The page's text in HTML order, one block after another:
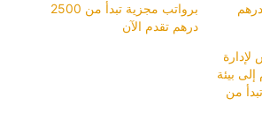
مجزية تصل إلى 5000 درهم
برواتب مجزية تبدأ من 2500
درهم تقدم الآن
بيئة
من